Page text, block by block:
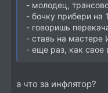
- молодец,
- бочку прибери на
- говоришь
- ставь на мастере
- еще раз, как свое
а что за инфлятор?